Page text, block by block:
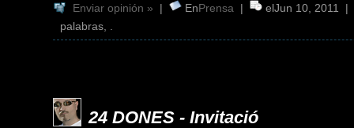
Enviar opinión » | EnPrensa |
elJun 10, 2011
palabras, .
24 DONES - Invitació